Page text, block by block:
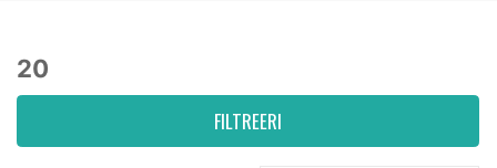
20
FILTREERI